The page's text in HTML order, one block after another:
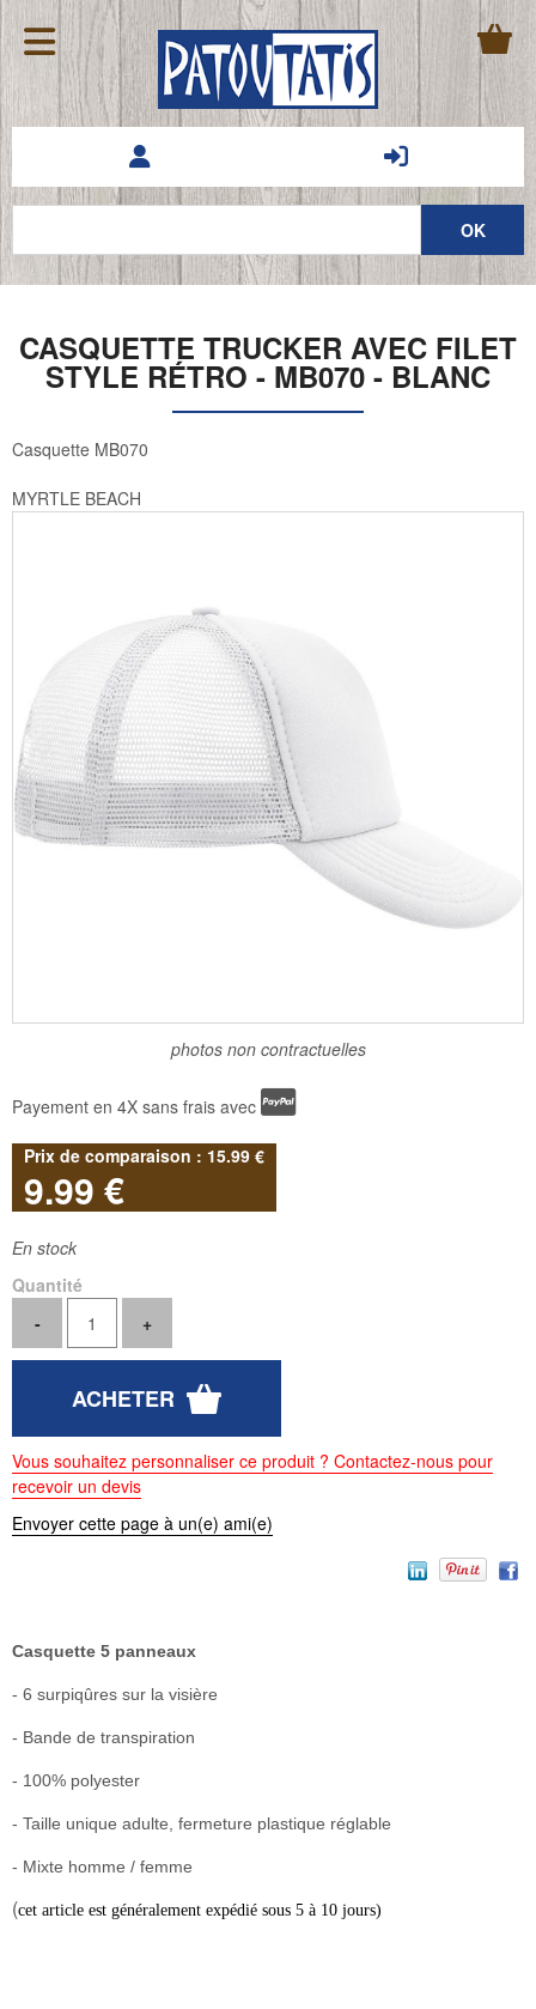
CASQUETTE TRUCKER AVEC FILET
STYLE RÉTRO - MB070 - BLANC
Casquette MB070
MYRTLE BEACH
photos non contractuelles
Payement en 4X sans frais avec
15.99 €
9.99 €
En stock
Quantité
Vous souhaitez personnaliser ce produit ? Contactez-nous pour
recevoir un devis
Envoyer cette page à un(e) ami(e)
Casquette 5 panneaux
- 6 surpiqûres sur la visière
- Bande de transpiration
- 100% polyester
- Taille unique adulte, fermeture plastique réglable
- Mixte homme / femme
(cet article est généralement expédié sous 5 à 10 jours)